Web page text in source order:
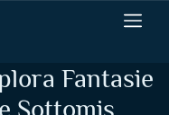
Fantasie
Sottomis